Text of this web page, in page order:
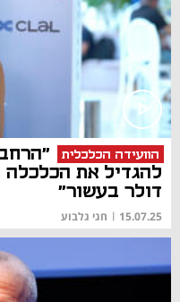
הוועידה הכלכלית
להגדיל את הכלכלה
דולר בעשור"
15.07.25
| חגי גלבוע